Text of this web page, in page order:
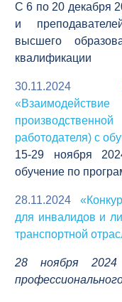
C 6 по 20 декабря
и
высшего
квалификации
30.11.2024
работодателя) с
15-29 ноября
обучение по
28.11.2024
для инвалидов и
транспортной
28 ноября